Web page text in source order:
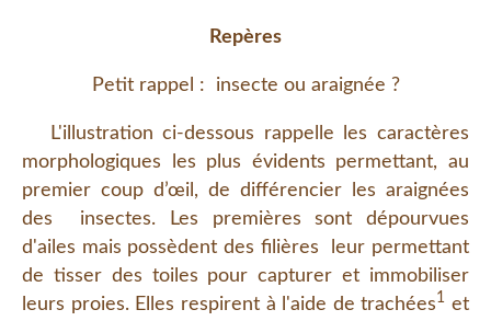
Repères
Petit rappel : insecte ou araignée ?
L'illustration ci-dessous rappelle les caractères
morphologiques les plus évidents permettant, au
premier coup d’œil, de différencier les araignées
des insectes. Les premières sont dépourvues
d'ailes mais possèdent des filières leur permettant
de tisser des toiles pour capturer et immobiliser
leurs proies. Elles respirent à l'aide de trachées1 et